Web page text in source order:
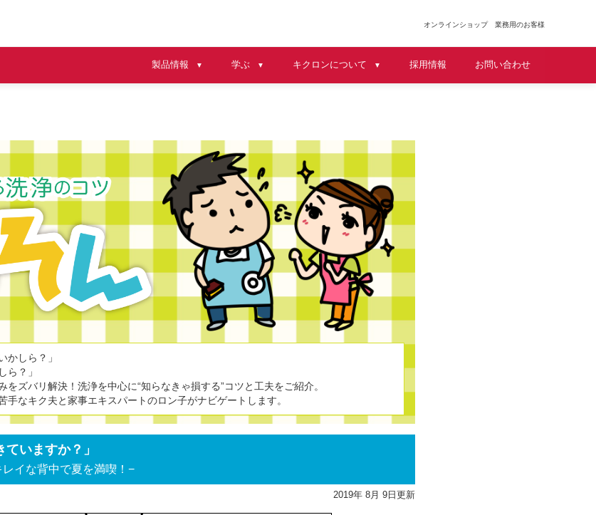
オンラインショップ 業務用のお客様
製品情報 ▼ 学ぶ ▼ キクロンについて ▼ 採用情報 お問い合わせ
かしら？」
ら？」
ズバリ解決！洗浄を中心に“知らなきゃ損する”コツと工夫をご紹介。
手なキク夫と家事エキスパートのロン子がナビゲートします。
いますか？」
イな背中で夏を満喫！−
2019年8月 9日更新